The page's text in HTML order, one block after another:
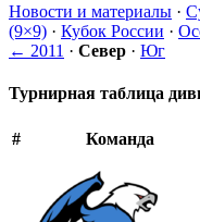
Новости и материалы ·
(9×9) · Кубок России ·
← 2011 · Север · Юг
Турнирная таблица
# Команда